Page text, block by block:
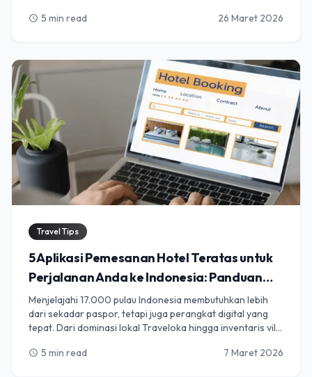
cara menyesuaikan diri dengan irama unik Bali layaknya
melainkan dalam momen-momen ketika Anda memilih
untuk mengikuti alurnya.
schedule 5 min read 26 Maret 2026
Travel Tips
5 Aplikasi Pemesanan Hotel Teratas untuk
Perjalanan Anda ke Indonesia: Panduan
dari Ahli Lokal
Menjelajahi 17.000 pulau Indonesia membutuhkan lebih
dari sekadar paspor, tetapi juga perangkat digital yang
tepat. Dari dominasi lokal Traveloka hingga inventaris vila
teratas untuk membantu Anda menemukan tempat
schedule 5 min read 7 Maret 2026